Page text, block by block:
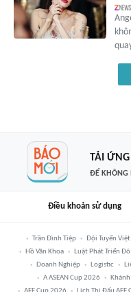
TẢI
ĐỂ KHÔNG
Điều khoản sử dụng
Trần Đình Tiệp Đội Tuyển Việt
Hồ Văn Khoa
Luật Phát Triển Đô
Doanh Nghiệp
Logistic
A ASEAN Cup 2026
Khánh